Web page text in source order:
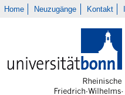
Home Neuzugänge Kontakt